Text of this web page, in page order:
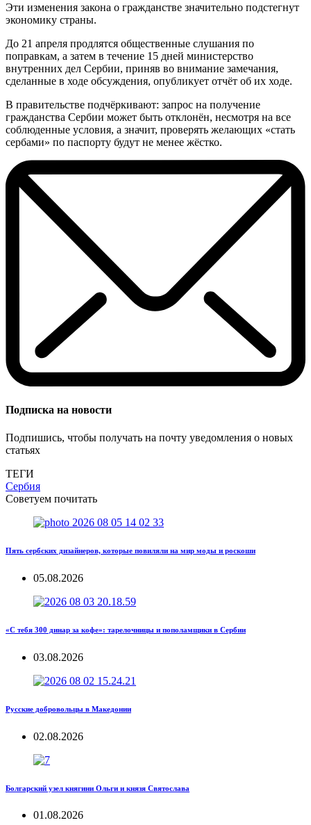
Эти изменения закона о гражданстве значительно подстегнут
экономику страны.
До 21 апреля продлятся общественные слушания по
поправкам, а затем в течение 15 дней министерство
внутренних дел Сербии, приняв во внимание замечания,
сделанные в ходе обсуждения, опубликует отчёт об их ходе.
В правительстве подчёркивают: запрос на получение
гражданства Сербии может быть отклонён, несмотря на все
соблюденные условия, а значит, проверять желающих «стать
сербами» по паспорту будут не менее жёстко.
Подписка на новости
Подпишись, чтобы получать на почту уведомления о новых
статьях
ТЕГИ
Сербия
Советуем почитать
Пять сербских дизайнеров, которые повиляли на мир моды и роскоши
05.08.2026
«С тебя 300 динар за кофе»: тарелочницы и пополамщики в Сербии
03.08.2026
Русские добровольцы в Македонии
02.08.2026
Болгарский узел княгини Ольги и князя Святослава
01.08.2026